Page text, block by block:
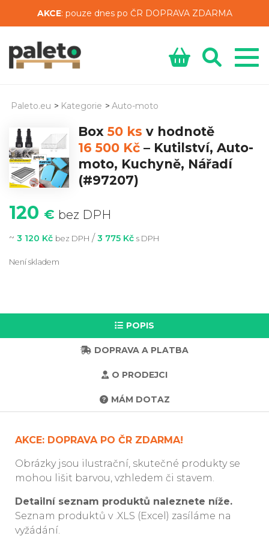
AKCE: pouze dnes po ČR DOPRAVA ZDARMA
Paleto.eu > Kategorie > Auto-moto
Box 50 ks v hodnotě
16 500 Kč – Kutilství, Auto-
moto, Kuchyně, Nářadí
(#97207)
120 € bez DPH
~ 3 120 Kč bez DPH / 3 775 Kč s DPH
Není skladem
POPIS
DOPRAVA A PLATBA
O PRODEJCI
MÁM DOTAZ
AKCE: DOPRAVA PO ČR ZDARMA!
Obrázky jsou ilustrační, skutečné produkty se
mohou lišit barvou, vzhledem či stavem.
Detailní seznam produktů naleznete níže.
Seznam produktů v .XLS (Excel) zasíláme na
vyžádání.